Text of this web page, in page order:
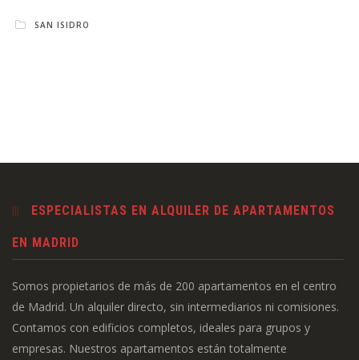
SAN ISIDRO
ESPECIALISTAS EN ALQUILER DE APARTAMENTOS
EN MADRID
Somos propietarios de más de 200 apartamentos en el centro
de Madrid. Un alquiler directo, sin intermediarios ni comisiones.
Contamos con edificios completos, ideales para grupos y
empresas. Nuestros apartamentos están totalmente